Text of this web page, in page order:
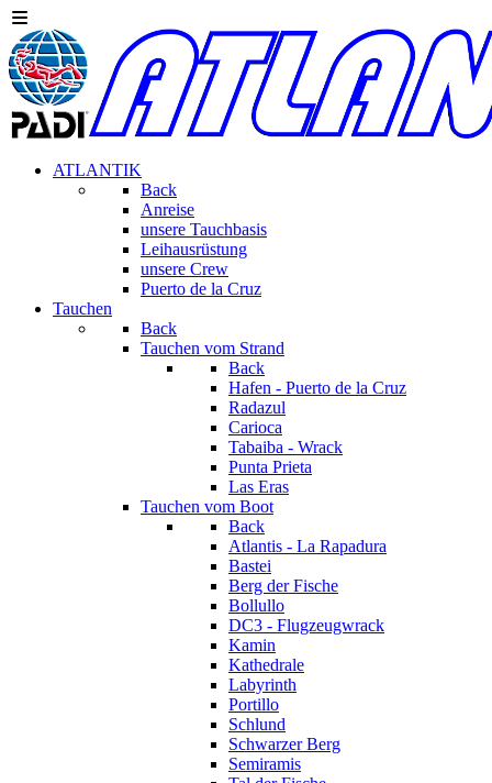
ATLANTIK
Back
Anreise
unsere Tauchbasis
Leihausrüstung
unsere Crew
Puerto de la Cruz
Tauchen
Back
Tauchen vom Strand
Back
Hafen - Puerto de la Cruz
Radazul
Carioca
Tabaiba - Wrack
Punta Prieta
Las Eras
Tauchen vom Boot
Back
Atlantis - La Rapadura
Bastei
Berg der Fische
Bollullo
DC3 - Flugzeugwrack
Kamin
Kathedrale
Labyrinth
Portillo
Schlund
Schwarzer Berg
Semiramis